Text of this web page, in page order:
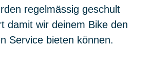
regelmässig geschult
damit wir deinem Bike den
Service bieten können.